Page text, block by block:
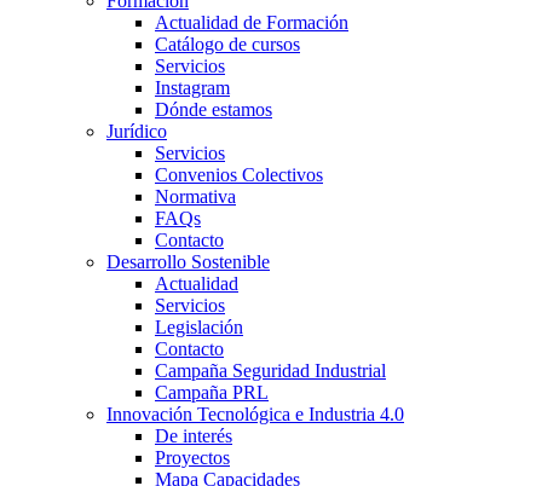
Actualidad de Formación
Catálogo de cursos
Servicios
Instagram
Dónde estamos
Jurídico
Servicios
Convenios Colectivos
Normativa
FAQs
Contacto
Desarrollo Sostenible
Actualidad
Servicios
Legislación
Contacto
Campaña Seguridad Industrial
Campaña PRL
Innovación Tecnológica e Industria 4.0
De interés
Proyectos
Mapa Capacidades